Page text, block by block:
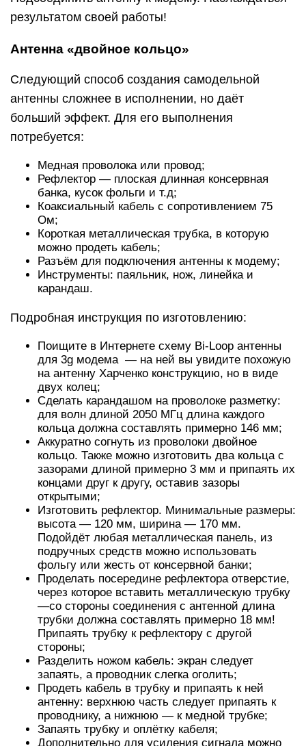
результатом своей работы!
Антенна «двойное кольцо»
Следующий способ создания самодельной
антенны сложнее в исполнении, но даёт
больший эффект. Для его выполнения
потребуется:
Медная проволока или провод;
Рефлектор — плоская длинная консервная
банка, кусок фольги и т.д;
Коаксиальный кабель с сопротивлением 75
Ом;
Короткая металлическая трубка, в которую
можно продеть кабель;
Разъём для подключения антенны к модему;
Инструменты: паяльник, нож, линейка и
карандаш.
Подробная инструкция по изготовлению:
Поищите в Интернете схему Bi-Loop антенны
для 3g модема — на ней вы увидите похожую
на антенну Харченко конструкцию, но в виде
двух колец;
Сделать карандашом на проволоке разметку:
для волн длиной 2050 МГц длина каждого
кольца должна составлять примерно 146 мм;
Аккуратно согнуть из проволоки двойное
кольцо. Также можно изготовить два кольца с
зазорами длиной примерно 3 мм и припаять их
концами друг к другу, оставив зазоры
открытыми;
Изготовить рефлектор. Минимальные размеры:
высота — 120 мм, ширина — 170 мм.
Подойдёт любая металлическая панель, из
подручных средств можно использовать
фольгу или жесть от консервной банки;
Проделать посередине рефлектора отверстие,
через которое вставить металлическую трубку
—со стороны соединения с антенной длина
трубки должна составлять примерно 18 мм!
Припаять трубку к рефлектору с другой
стороны;
Разделить ножом кабель: экран следует
запаять, а проводник слегка оголить;
Продеть кабель в трубку и припаять к ней
антенну: верхнюю часть следует припаять к
проводнику, а нижнюю — к медной трубке;
Запаять трубку и оплётку кабеля;
Дополнительно для усиления сигнала можно